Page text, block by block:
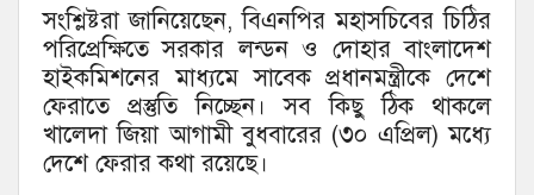
সংশ্লিষ্টরা জানিয়েছেন, বিএনপির মহাসচিবের চিঠির
পরিপ্রেক্ষিতে সরকার লন্ডন ও দোহার বাংলাদেশ
হাইকমিশনের মাধ্যমে সাবেক প্রধানমন্ত্রীকে দেশে
ফেরাতে প্রস্তুতি নিচ্ছেন। সব কিছু ঠিক থাকলে
খালেদা জিয়া আগামী বুধবারের (৩০ এপ্রিল) মধ্যে
দেশে ফেরার কথা রয়েছে।